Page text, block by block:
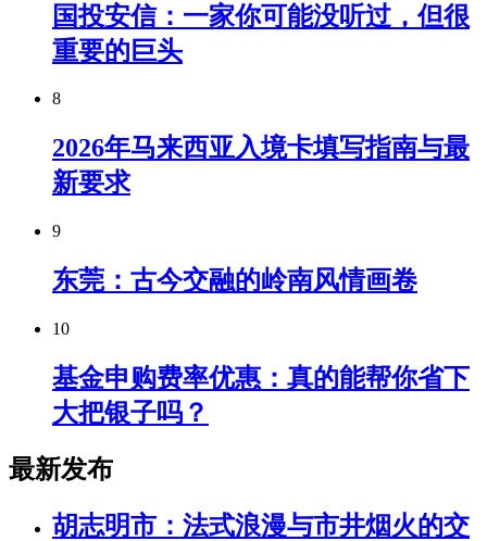
国投安信：一家你可能没听过，但很
重要的巨头
8
2026年马来西亚入境卡填写指南与最
新要求
9
东莞：古今交融的岭南风情画卷
10
基金申购费率优惠：真的能帮你省下
大把银子吗？
最新发布
胡志明市：法式浪漫与市井烟火的交